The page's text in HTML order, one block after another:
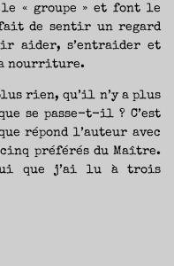
« groupe » et font le
fait de sentir un regard
aider, s’entraider et
nourriture.
rien, qu’il n’y a plus
se passe-t-il ? C’est
répond l’auteur avec
préférés du Maître.
que j’ai lu à trois